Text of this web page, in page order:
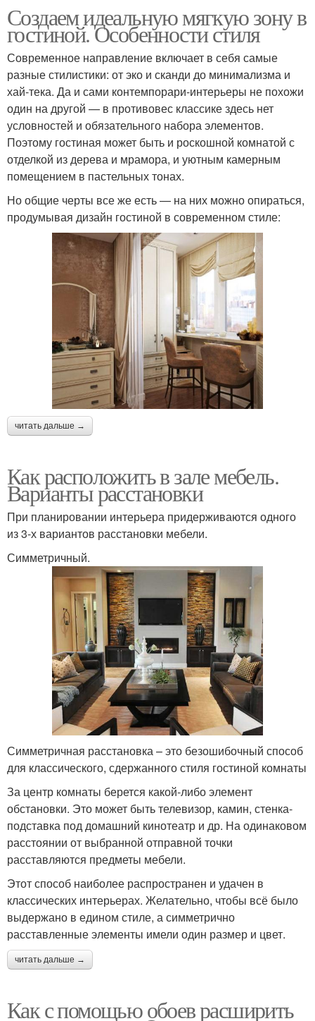
Создаем идеальную мягкую зону в
гостиной. Особенности стиля
Современное направление включает в себя самые
разные стилистики: от эко и сканди до минимализма и
хай-тека. Да и сами контемпорари-интерьеры не похожи
один на другой — в противовес классике здесь нет
условностей и обязательного набора элементов.
Поэтому гостиная может быть и роскошной комнатой с
отделкой из дерева и мрамора, и уютным камерным
помещением в пастельных тонах.
Но общие черты все же есть — на них можно опираться,
продумывая дизайн гостиной в современном стиле:
читать дальше →
Как расположить в зале мебель.
Варианты расстановки
При планировании интерьера придерживаются одного
из 3-х вариантов расстановки мебели.
Симметричный.
Симметричная расстановка – это безошибочный способ
для классического, сдержанного стиля гостиной комнаты
За центр комнаты берется какой-либо элемент
обстановки. Это может быть телевизор, камин, стенка-
подставка под домашний кинотеатр и др. На одинаковом
расстоянии от выбранной отправной точки
расставляются предметы мебели.
Этот способ наиболее распространен и удачен в
классических интерьерах. Желательно, чтобы всё было
выдержано в едином стиле, а симметрично
расставленные элементы имели один размер и цвет.
читать дальше →
Как с помощью обоев расширить